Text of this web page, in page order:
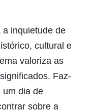
a inquietude de
cultural e
valoriza as
Faz-
um dia de
sobre a